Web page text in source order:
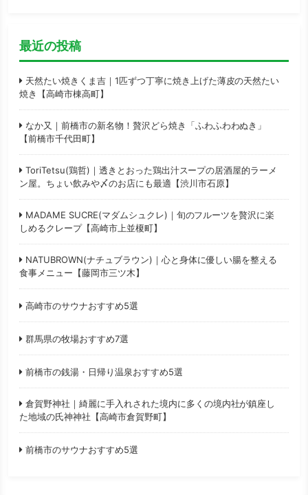
最近の投稿
天然たい焼きくま吉｜1匹ずつ丁寧に焼き上げた薄皮の天然たい
焼き【高崎市棟高町】
なか又｜前橋市の新名物！贅沢どら焼き「ふわふわわぬき」
【前橋市千代田町】
ToriTetsu(鶏哲)｜透きとおった鶏出汁スープの居酒屋的ラーメ
ン屋。ちょい飲みや〆のお店にも最適【渋川市石原】
MADAME SUCRE(マダムシュクレ)｜旬のフルーツを贅沢に楽
しめるクレープ【高崎市上並榎町】
NATUBROWN(ナチュブラウン)｜心と身体に優しい腸を整える
食事メニュー【藤岡市三ツ木】
高崎市のサウナおすすめ5選
群馬県の牧場おすすめ7選
前橋市の銭湯・日帰り温泉おすすめ5選
倉賀野神社｜綺麗に手入れされた境内に多くの境内社が鎮座し
た地域の氏神神社【高崎市倉賀野町】
前橋市のサウナおすすめ5選